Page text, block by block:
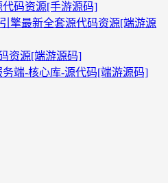
代码资源[手游源码]
擎最新全套源代码资源[端游源
资源[端游源码]
务端-核心库-源代码[端游源码]